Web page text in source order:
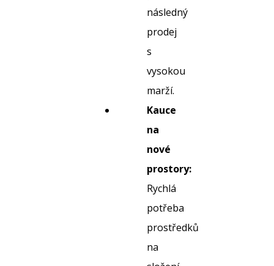
následný
prodej
s
vysokou
marží.
Kauce
na
nové
prostory:
Rychlá
potřeba
prostředků
na